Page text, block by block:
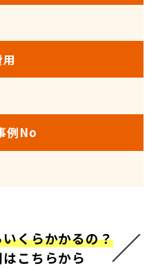
例No
くらかかるの？
こちらから